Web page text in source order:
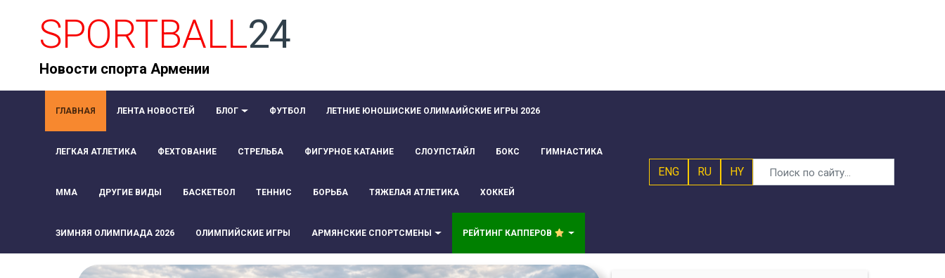
SPORTBALL24
Новости спорта Армении
ГЛАВНАЯ ЛЕНТА НОВОСТЕЙ БЛОГ ФУТБОЛ ЛЕТНИЕ ЮНОШИСКИЕ ОЛИМАИЙСКИЕ ИГРЫ 2026
ЛЕГКАЯ АТЛЕТИКА ФЕХТОВАНИЕ СТРЕЛЬБА ФИГУРНОЕ КАТАНИЕ СЛОУПСТАЙЛ БОКС ГИМНАСТИКА
ММА ДРУГИЕ ВИДЫ БАСКЕТБОЛ ТЕННИС БОРЬБА ТЯЖЕЛАЯ АТЛЕТИКА ХОККЕЙ
ЗИМНЯЯ ОЛИМПИАДА 2026 ОЛИМПИЙСКИЕ ИГРЫ АРМЯНСКИЕ СПОРТСМЕНЫ РЕЙТИНГ КАППЕРОВ
ENG RU HY